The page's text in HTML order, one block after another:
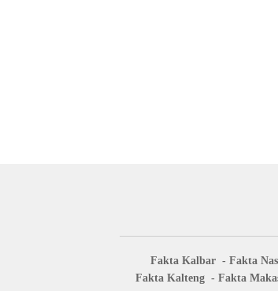
Fakta Kalbar Fakta
Fakta Kalteng
Fakta